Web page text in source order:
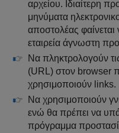
αρχείου. Ιδιαίτερη
μηνύματα
αποστολέας φαίνεται
εταιρεία άγνωστη
Να πληκτρολογούν
(URL) στον browser
χρησιμοποιούν links.
Να χρησιμοποιούν
ενώ θα πρέπει να
πρόγραμμα